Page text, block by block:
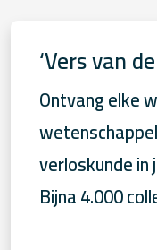
‘Vers van
Ontvang elke
verloskunde in
Bijna 4.000